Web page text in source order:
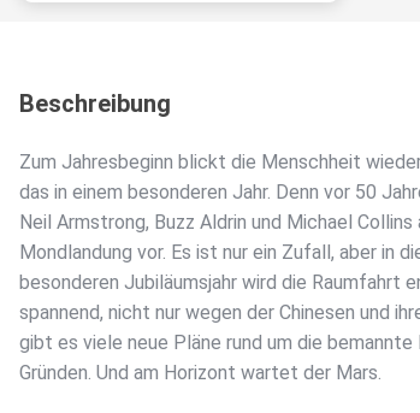
Beschreibung
Zum Jahresbeginn blickt die Menschheit
das in einem besonderen Jahr. Denn vor 50
Neil Armstrong, Buzz Aldrin und Michael Collins
Mondlandung vor. Es ist nur ein Zufall, aber in
besonderen Jubiläumsjahr wird die Raumfahrt
spannend, nicht nur wegen der Chinesen und
gibt es viele neue Pläne rund um die bemannte
Gründen. Und am Horizont wartet der Mars.